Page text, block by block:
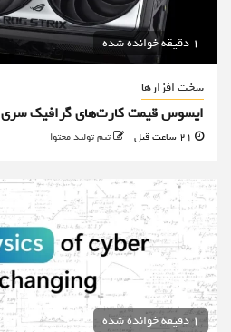
1 دقیقه خوانده شده
سخت افزارها
ایسوس قیمت کارت‌های گرافیک سری RTX 50 را افزایش داد
تیم تولید محتوا
1 دقیقه خوانده شده